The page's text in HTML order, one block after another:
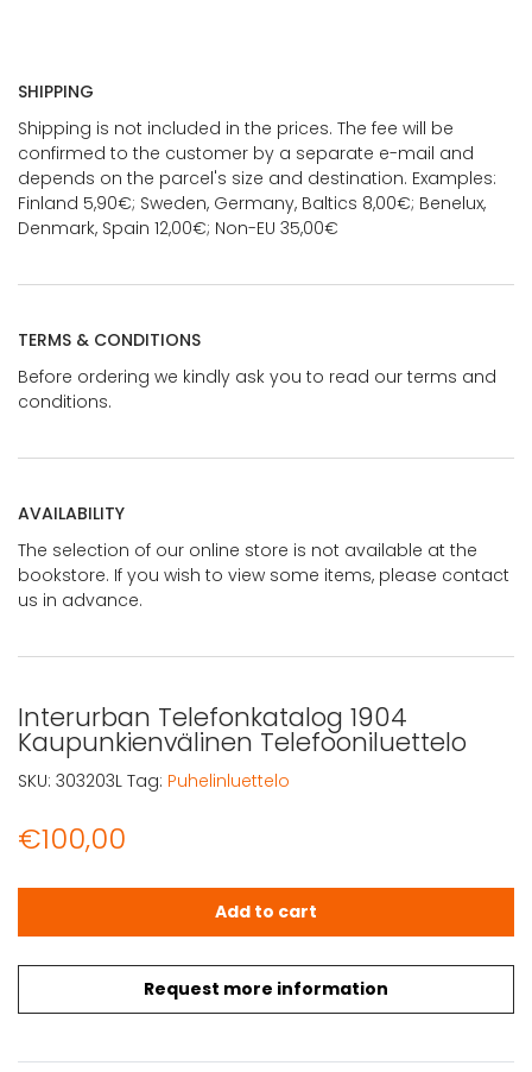
SHIPPING
Shipping is not included in the prices. The fee will be
confirmed to the customer by a separate e-mail and
depends on the parcel's size and destination. Examples:
Finland 5,90€; Sweden, Germany, Baltics 8,00€; Benelux,
Denmark, Spain 12,00€; Non-EU 35,00€
TERMS & CONDITIONS
Before ordering we kindly ask you to read our terms and
conditions.
AVAILABILITY
The selection of our online store is not available at the
bookstore. If you wish to view some items, please contact
us in advance.
Interurban Telefonkatalog 1904
Kaupunkienvälinen Telefooniluettelo
€100,00
Request more information
Interurban Telefonkatalog 1904 Kaupunkienvälinen
Add to cart
SKU: 303203L Tag: Puhelinluettelo